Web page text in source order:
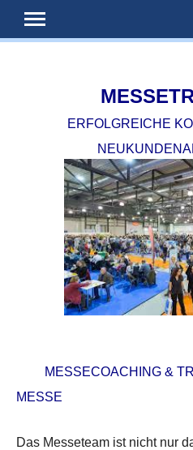
Navigation
ein-/ausblenden
ERFOLGREICHE
MESSECOACHING &
MESSE
Das Messeteam ist nicht nur